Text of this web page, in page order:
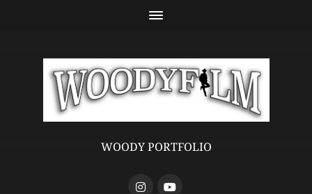
WOODY PORTFOLIO